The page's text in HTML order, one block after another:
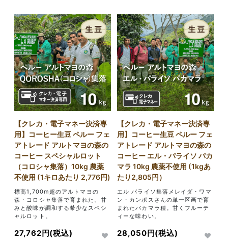
【クレカ・電子マネー決済専
用】コーヒー生豆 ペルー フェ
アトレード アルトマヨの森の
コーヒー スペシャルロット
（コロシャ集落）10kg 農薬
不使用 (1キロあたり 2,776円)
標高1,700m超のアルトマヨの
森・コロシャ集落で育まれた、甘
みと酸味が調和する希少なスペシ
ャルロット。
27,762円(税込)
【クレカ・電子マネー決済専
用】コーヒー生豆 ペルー フェ
アトレード アルトマヨの森の
コーヒー エル・パライソ パカ
マラ 10kg 農薬不使用 (1kgあ
たり2,805円）
エル パライソ集落メレイダ・ワマ
ン・カンポスさんの単一区画で育
まれたパカマラ種。甘くフルーテ
ィーな味わい。
28,050円(税込)